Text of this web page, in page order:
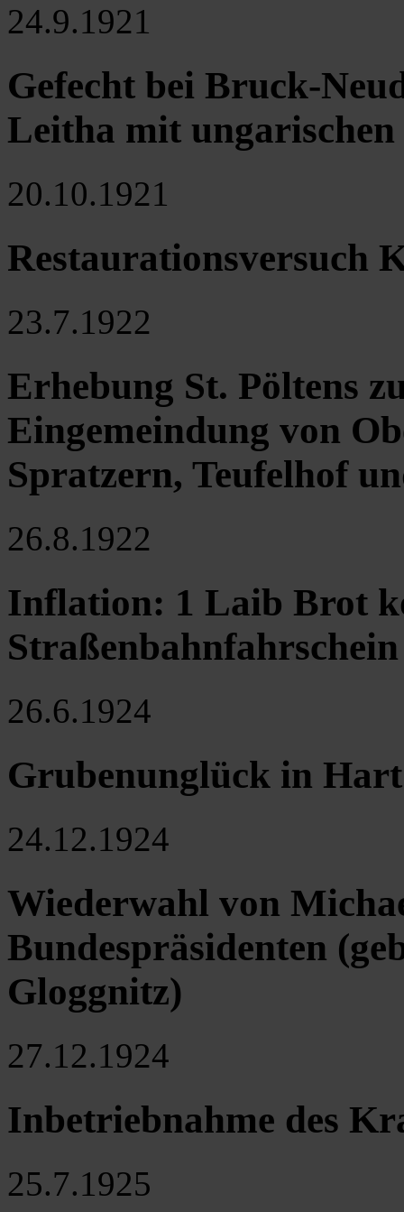
24.9.1921
Gefecht bei Bruck-
Leitha mit
20.10.1921
Restaurationsversuch
23.7.1922
Erhebung St. Pöltens
Eingemeindung von
Spratzern, Teufelhof
26.8.1922
Inflation: 1 Laib Brot
26.6.1924
Grubenunglück in
24.12.1924
Wiederwahl von
Bundespräsidenten
Gloggnitz)
27.12.1924
Inbetriebnahme des
25.7.1925